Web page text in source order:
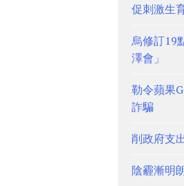
促刺激生
烏修訂19
澤會」
勒令蘋果
詐騙
削政府支
陰霾漸明